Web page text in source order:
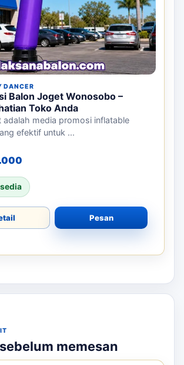
DANCER
Balon Joget Wonosobo –
Toko Anda
adalah media promosi inflatable
efektif untuk ...
adalah: Rp5.000.000.
ini adalah: Rp3.500.000.
Pesan
memesan